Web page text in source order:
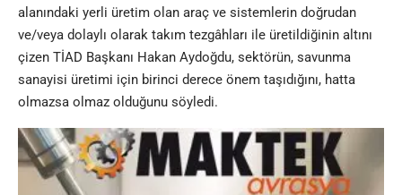
alanındaki yerli üretim olan araç ve sistemlerin doğrudan
ve/veya dolaylı olarak takım tezgâhları ile üretildiğinin altını
çizen TİAD Başkanı Hakan Aydoğdu, sektörün, savunma
sanayisi üretimi için birinci derece önem taşıdığını, hatta
olmazsa olmaz olduğunu söyledi.